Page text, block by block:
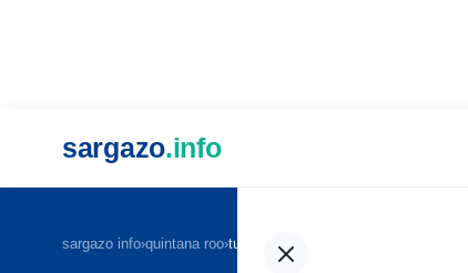
sargazo.info
sargazo info›quintana roo›tulum